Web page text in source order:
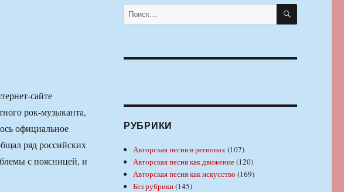
сайте
рок-музыканта,
официальное
ряд российских
с поясницей, и
Искать: ПОИСК
РУБРИКИ
Авторская песня в регионах(107)
Авторская песня как движение(120)
Авторская песня как искусство (169)
Без рубрики(145)